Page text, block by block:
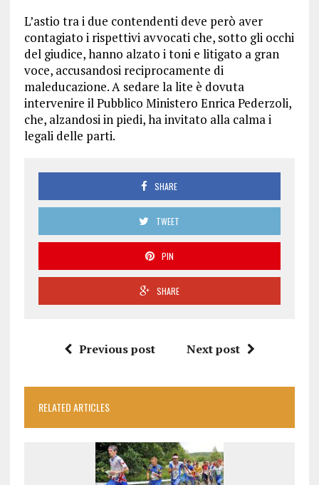
L’astio tra i due contendenti deve però aver
contagiato i rispettivi avvocati che, sotto gli occhi
del giudice, hanno alzato i toni e litigato a gran
voce, accusandosi reciprocamente di
maleducazione. A sedare la lite è dovuta
intervenire il Pubblico Ministero Enrica Pederzoli,
che, alzandosi in piedi, ha invitato alla calma i
legali delle parti.
SHARE
TWEET
PIN
SHARE
Previous post Next post
RELATED ARTICLES